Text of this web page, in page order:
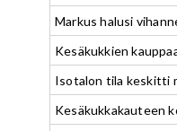
Markus halusi
Kesäkukkien
Isotalon tila keskitti
Kesäkukkakauteen